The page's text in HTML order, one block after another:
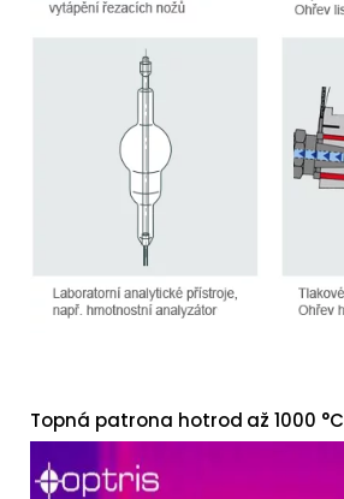
Topná patrona hotrod až 1000 °C